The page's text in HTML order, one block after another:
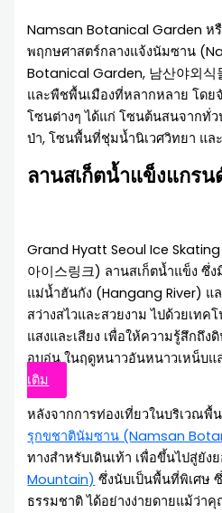
Namsan Botanical Garden ห
พฤกษศาสตร์กลางแจ้งนัมซาน
Botanical Garden, 남산야외
และพืชพื้นเมืองที่หลากหลาย โดย
โซนต่างๆ ได้แก่ โซนต้นสนจากทั่ว
ป่า, โซนพื้นที่ชุ่มน้ำนิเวศวิทยา แ
ลานสเก็ตน้ำแข็งแกร
Grand Hyatt Seoul Ice Skating
아이스링크) ลานสเก็ตน้ำแข็ง ซึ่
แม่น้ำฮันกัง (Hangang River) แ
สว่างสไวและสวยงาม ไปด้วยเท
แสงและเสียง เพื่อให้ความรู้สึกถึ
อบอุ่น ในฤดูหนาวอันหนาวเหน็บแ
เติม
หลังจากการท่องเที่ยวในบริเวณพื้
รุกขชาตินัมซาน (Namsan
ทางสำหรับเดินเท้า เพื่อขึ้นไปสู่ยัง
Mountain) ซึ่งนับเป็นพื้นที่พิเศษ
ธรรมชาติ ได้อย่างง่ายดายแม้ว่า